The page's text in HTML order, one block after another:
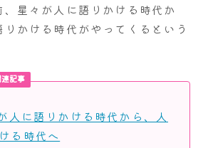
星々が人に語りかける時代か
りかける時代がやってくるという
記事
人に語りかける時代から、人
る時代へ